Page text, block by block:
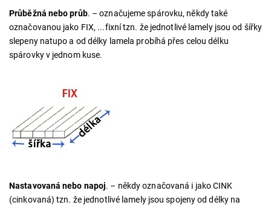
Průběžná nebo průb. – označujeme spárovku, někdy také
označovanou jako FIX, ...fixní tzn. že jednotlivé lamely jsou od šířky
slepeny natupo a od délky lamela probíhá přes celou délku
spárovky v jednom kuse.
Nastavovaná nebo napoj. – někdy označovaná i jako CINK
(cinkovaná) tzn. že jednotlivé lamely jsou spojeny od délky na